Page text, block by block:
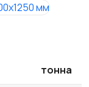
тонна